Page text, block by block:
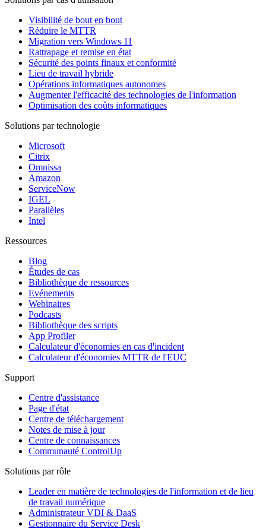
Visibilité de bout en bout
Réduire le MTTR
Migration vers Windows 11
Rattrapage et remise en état
Sécurité des points finaux et conformité
Lieu de travail hybride
Opérations informatiques autonomes
Augmenter l'efficacité des technologies de l'information
Optimisation des coûts informatiques
Solutions par technologie
Microsoft
Citrix
Omnissa
Amazon
ServiceNow
IGEL
Parallèles
Intel
Ressources
Blog
Études de cas
Bibliothèque de ressources
Evénements
Webinaires
Podcasts
Bibliothèque des scripts
App Profiler
Calculateur d'économies en cas d'incident
Calculateur d'économies MTTR de l'EUC
Support
Centre d'assistance
Page d'état
Centre de téléchargement
Notes de mise à jour
Centre de connaissances
Communauté ControlUp
Solutions par rôle
Leader en matière de technologies de l'information et de lieu
de travail numérique
Administrateur VDI & DaaS
Gestionnaire du Service Desk